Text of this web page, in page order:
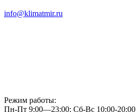
info@klimatmir.ru
Режим работы:
Пн-Пт 9:00—23:00; Сб-Вс 10:00-20:00